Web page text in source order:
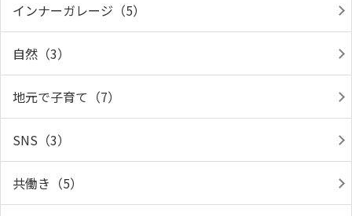
インナーガレージ（5）
自然（3）
地元で子育て（7）
SNS（3）
共働き（5）